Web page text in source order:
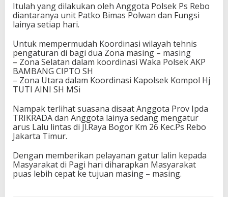
Itulah yang dilakukan oleh Anggota Polsek Ps Rebo
diantaranya unit Patko Bimas Polwan dan Fungsi
lainya setiap hari.
Untuk mempermudah Koordinasi wilayah tehnis
pengaturan di bagi dua Zona masing – masing
– Zona Selatan dalam koordinasi Waka Polsek AKP
BAMBANG CIPTO SH
– Zona Utara dalam Koordinasi Kapolsek Kompol Hj
TUTI AINI SH MSi
Nampak terlihat suasana disaat Anggota Prov Ipda
TRIKRADA dan Anggota lainya sedang mengatur
arus Lalu lintas di Jl.Raya Bogor Km 26 Kec.Ps Rebo
Jakarta Timur.
Dengan memberikan pelayanan gatur lalin kepada
Masyarakat di Pagi hari diharapkan Masyarakat
puas lebih cepat ke tujuan masing – masing.